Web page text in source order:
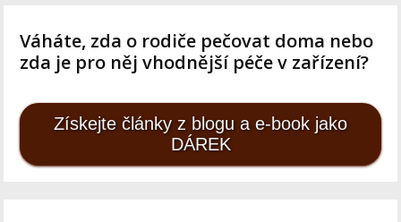
Váháte, zda o rodiče pečovat doma nebo
zda je pro něj vhodnější péče v zařízení?
Získejte články z blogu a e-book jako
DÁREK